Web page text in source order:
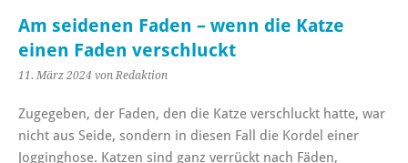
Am seidenen Faden – wenn die Katze
einen Faden verschluckt
11. März 2024 von Redaktion
Zugegeben, der Faden, den die Katze verschluckt hatte, war
nicht aus Seide, sondern in diesen Fall die Kordel einer
Jogginghose. Katzen sind ganz verrückt nach Fäden,